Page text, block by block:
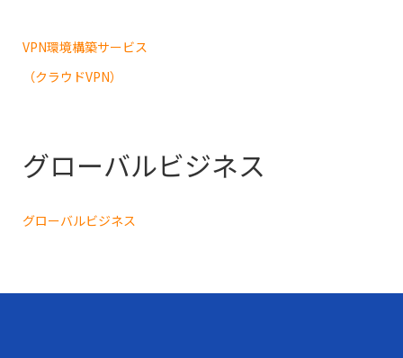
VPN環境構築サービス
（クラウドVPN）
グローバルビジネス
グローバルビジネス